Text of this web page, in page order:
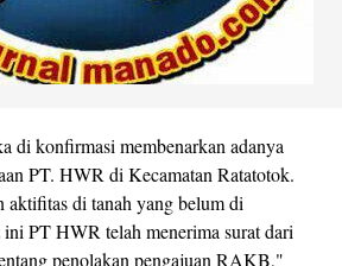
di konfirmasi membenarkan adanya
PT. HWR di Kecamatan Ratatotok.
di tanah yang belum di
ini PT HWR telah menerima surat dari
penolakan pengajuan RAKB,"